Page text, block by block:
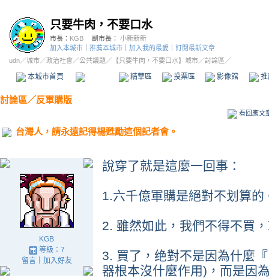
只要牛肉，不要口水
市長： KGB 副市長： 小新新新
加入本城市
推薦本城市 加入我的最愛
訂閱最新文章
udn／城市／政治社會 ／公共議題 ／ 【只要牛肉，不要口水】城市／討論區／
本城市首頁 精華區 投票區 影像館
討論區／反軍購版
看回應文
台灣人，請永遠記得楊甦勵這個記者會。
KGB
等級：7
留言｜ 加入好友
說穿了就是這麼一回事：
1.六千億軍購是絕對不划算的
2. 雖然如此，我們不得不買
3. 買了，绝對不是因為什麼
器根本沒什麼作用)，而是因